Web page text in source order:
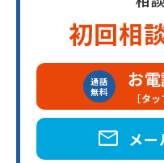
初回相
通話
無料
お
［タ
mail メ